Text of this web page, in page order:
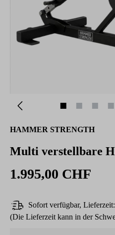
HAMMER STRENGTH
Multi verstellbare
1.995,00 CHF
Sofort verfügbar,
(Die Lieferzeit kann in der